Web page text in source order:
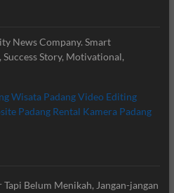
News Company. Smart
Story, Motivational,
Wisata PadangVideo Editing
Padang Rental Kamera Padang
Belum Menikah, Jangan-jangan